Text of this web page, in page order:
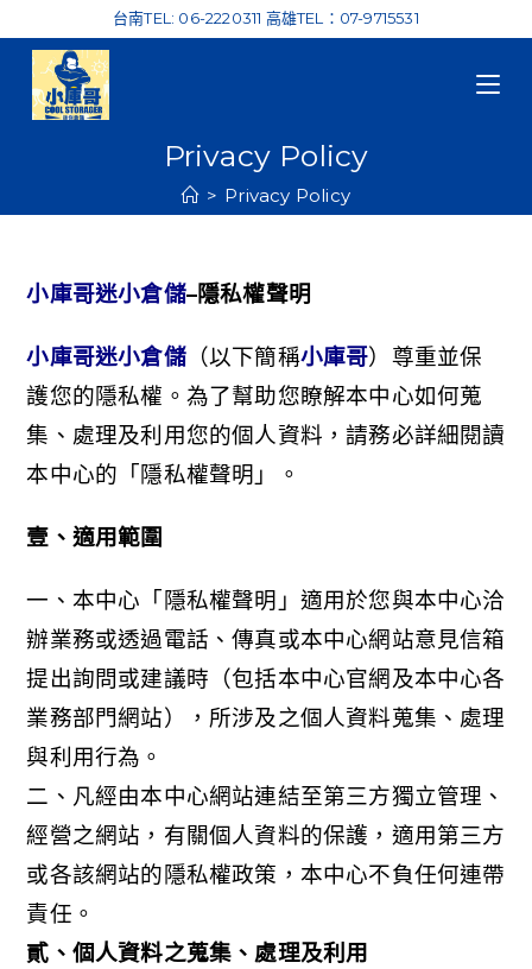
to
content
台南TEL: 06-2220311 高雄TEL：07-9715531
Privacy Policy
> Privacy Policy
小庫哥迷小倉儲–隱私權聲明
小庫哥迷小倉儲（以下簡稱小庫哥）尊重並保
護您的隱私權。為了幫助您瞭解本中心如何蒐
集、處理及利用您的個人資料，請務必詳細閱讀
本中心的「隱私權聲明」。
壹、適用範圍
一、本中心「隱私權聲明」適用於您與本中心洽
辦業務或透過電話、傳真或本中心網站意見信箱
提出詢問或建議時（包括本中心官網及本中心各
業務部門網站），所涉及之個人資料蒐集、處理
與利用行為。
二、凡經由本中心網站連結至第三方獨立管理、
經營之網站，有關個人資料的保護，適用第三方
或各該網站的隱私權政策，本中心不負任何連帶
責任。
貳、個人資料之蒐集、處理及利用